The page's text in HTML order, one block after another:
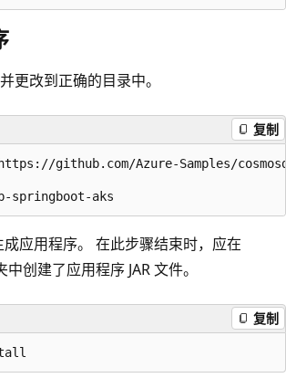
更改到正确的目录中。
复制
github.com/Azure-Samples/
成应用程序。 在此步骤结束时，应在
中创建了应用程序 JAR 文件。
复制